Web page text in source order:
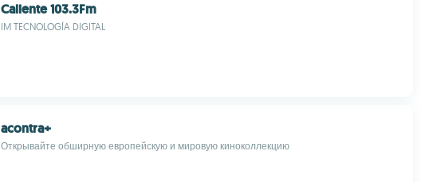
Caliente 103.3Fm
IM TECNOLOGÍA DIGITAL
acontra+
Открывайте обширную европейскую и мировую киноколлекцию